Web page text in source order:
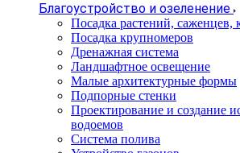
Благоустройство и озеленение
Посадка растений, саженцев,
Посадка крупномеров
Дренажная система
Ландшафтное освещение
Малые архитектурные формы
Подпорные стенки
Проектирование и создание
водоемов
Система полива